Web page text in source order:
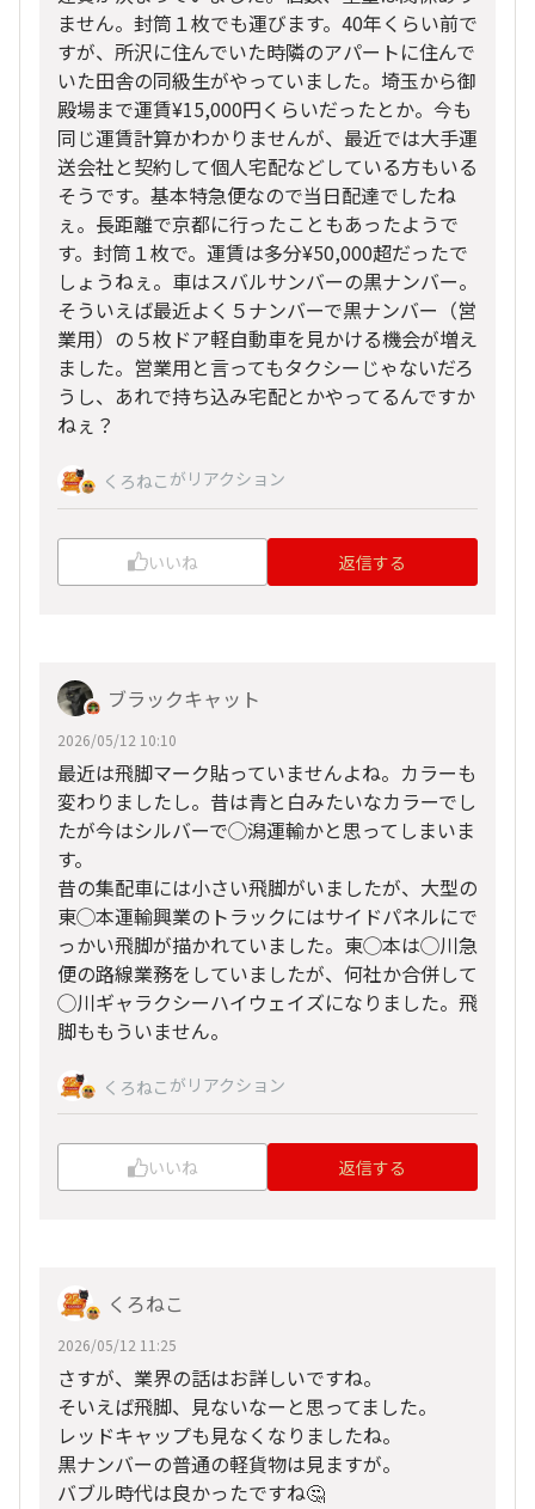
ません。封筒１枚でも運びます。40年くらい前で
すが、所沢に住んでいた時隣のアパートに住んで
いた田舎の同級生がやっていました。埼玉から御
殿場まで運賃¥15,000円くらいだったとか。今も
同じ運賃計算かわかりませんが、最近では大手運
送会社と契約して個人宅配などしている方もいる
そうです。基本特急便なので当日配達でしたね
ぇ。長距離で京都に行ったこともあったようで
す。封筒１枚で。運賃は多分¥50,000超だったで
しょうねぇ。車はスバルサンバーの黒ナンバー。
そういえば最近よく５ナンバーで黒ナンバー（営
業用）の５枚ドア軽自動車を見かける機会が増え
ました。営業用と言ってもタクシーじゃないだろ
うし、あれで持ち込み宅配とかやってるんですか
ねぇ？
くろねこ がリアクション
いいね 返信する
ブラックキャット
2026/05/12 10:10
最近は飛脚マーク貼っていませんよね。カラーも
変わりましたし。昔は青と白みたいなカラーでし
たが今はシルバーで◯潟運輸かと思ってしまいま
す。
昔の集配車には小さい飛脚がいましたが、大型の
東◯本運輸興業のトラックにはサイドパネルにで
っかい飛脚が描かれていました。東◯本は◯川急
便の路線業務をしていましたが、何社か合併して
◯川ギャラクシーハイウェイズになりました。飛
脚ももういません。
くろねこ がリアクション
いいね 返信する
くろねこ
2026/05/12 11:25
さすが、業界の話はお詳しいですね。
そいえば飛脚、見ないなーと思ってました。
レッドキャップも見なくなりましたね。
黒ナンバーの普通の軽貨物は見ますが。
バブル時代は良かったですね🤔